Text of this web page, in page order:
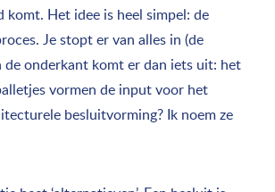
Het idee is heel simpel: de
Je stopt er van alles in (de
de onderkant komt er dan iets uit: het
vormen de input voor het
besluitvorming? Ik noem ze